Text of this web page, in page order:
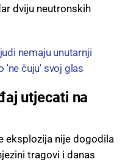
dviju neutronskih
nemaju unutarnji
'ne čuju' svoj glas
utjecati na
eksplozija nije dogodila
tragovi i danas